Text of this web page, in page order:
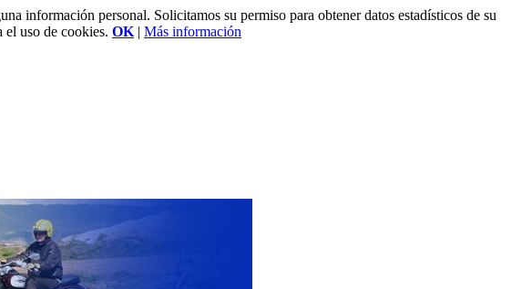
información personal. Solicitamos su permiso para obtener datos estadísticos de su
el uso de cookies. OK | Más información